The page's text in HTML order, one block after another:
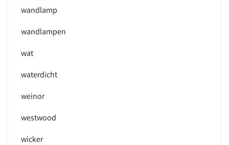
wandlamp
wandlampen
wat
waterdicht
weinor
westwood
wicker